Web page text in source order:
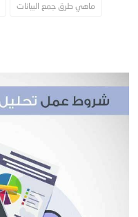
ماهي طرق جمع البيانات